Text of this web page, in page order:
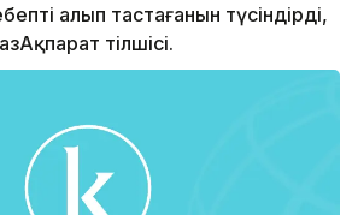
алып тастағанын түсіндірді,
тілшісі.